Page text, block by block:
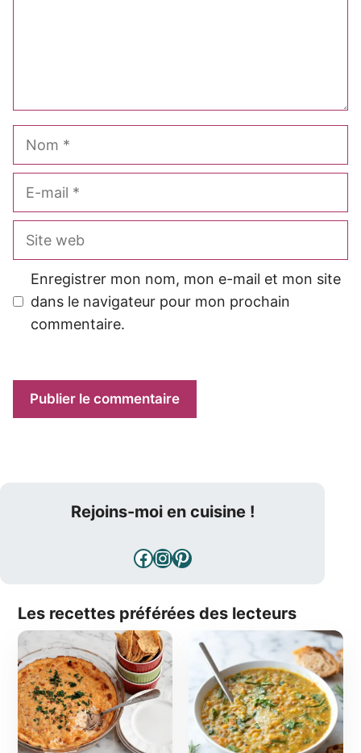
Site
Enregistrer mon nom, mon e-mail et mon site
dans le navigateur pour mon prochain
commentaire.
Rejoins-moi en cuisine !
Facebook
Instagram
Pinterest
Les recettes préférées des lecteurs